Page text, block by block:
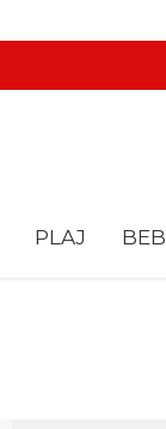
PLAJ